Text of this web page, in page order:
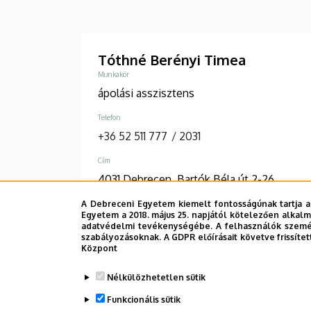
A Debreceni Egyetem kiemelt fontosságúnak
Egyetem a 2018. május 25. napjától kötelezően
adatvédelmi tevékenységébe. A felhasználók
szabályozásoknak. A GDPR előírásait követve
Központ
Nélkülözhetetlen sütik
Funkcionális sütik
Tóthné Berényi Timea
Munkakör
ápolási asszisztens
Telefon
+36 52 511 777 / 2031
Cím
4031 Debrecen, Bartók Béla út 2-26.
Épület, emelet, szobaszám
Belgyógyászati Klinika, D épület, 1. emelet
Oldalszámozás